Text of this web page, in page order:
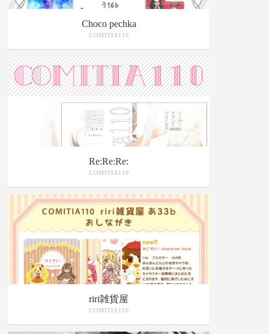
Choco pechka
COMITIA110
Re:Re:Re:
COMITIA110
riri雑貨屋
COMITIA110